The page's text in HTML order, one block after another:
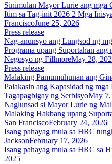
Sinimulan Mayor Lurie ang mga
Itim sa Tag-init 2026 2 Mga
FranciscoJune 25, 2026
Press release
Nag-anunsyo ang Lungsod ng
Programa upang Suportahan
Negosyo ng FillmoreMay 28,
Press release
Malaking Pamumuhunan ang
Palakasin ang Kapasidad ng
Tagapagbigay ng SerbisyoMay
Naglunsad si Mayor Lurie ng
Malaking Hakbang upang
San FranciscoFebruary 24, 2026
Isang pahayag mula sa HRC
JacksonFebruary 17, 2026
Isang pahayag mula sa HRC sa
2025